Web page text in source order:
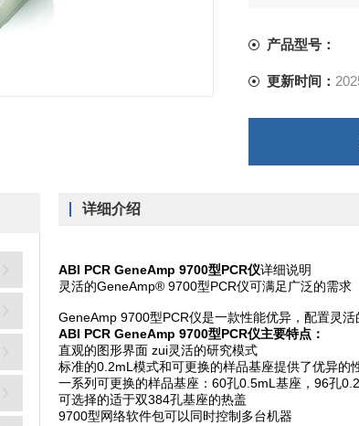
产品型号：
更新时间：
详细介绍
ABI PCR GeneAmp 9700型PCR仪详细说明
灵活的GeneAmp® 9700型PCR仪可满足广泛的需求
GeneAmp 9700型PCR仪是一款性能优异，配置灵
ABI PCR GeneAmp 9700型PCR仪主要特点：
直观的图形界面 zui灵活的研究模式
标准的0.2mL模式和可更换的样品基座提供了优异的
一系列可更换的样品基座：60孔0.5mL基座，96孔
可选择的适于双384孔基座的热盖
9700型网络软件包可以同时控制多台机器